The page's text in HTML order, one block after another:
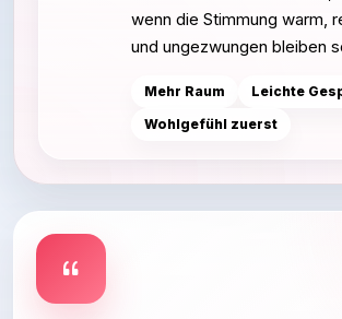
wenn die Stimmung warm,
und ungezwungen bleiben
Mehr Raum
Leichte
Wohlgefühl zuerst